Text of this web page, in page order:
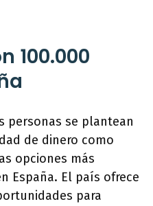
100.000
personas se plantean
de dinero como
opciones más
España. El país ofrece
para